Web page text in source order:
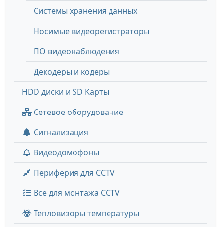
Системы хранения данных
Носимые видеорегистраторы
ПО видеонаблюдения
Декодеры и кодеры
HDD диски и SD Карты
Сетевое оборудование
Сигнализация
Видеодомофоны
Периферия для CCTV
Все для монтажа CCTV
Тепловизоры температуры